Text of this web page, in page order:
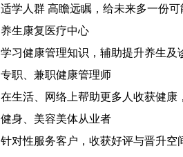
适学人群 高瞻远瞩，给未来多一份可
养生康复医疗中心
学习健康管理知识，辅助提升养生及
专职、兼职健康管理师
在生活、网络上帮助更多人收获健康
健身、美容美体从业者
针对性服务客户，收获好评与晋升空